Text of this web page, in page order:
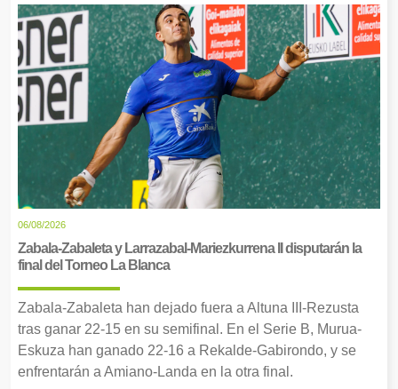
06/08/2026
Zabala-Zabaleta y Larrazabal-Mariezkurrena II disputarán la
final del Torneo La Blanca
Zabala-Zabaleta han dejado fuera a Altuna III-Rezusta
tras ganar 22-15 en su semifinal. En el Serie B, Murua-
Eskuza han ganado 22-16 a Rekalde-Gabirondo, y se
enfrentarán a Amiano-Landa en la otra final.